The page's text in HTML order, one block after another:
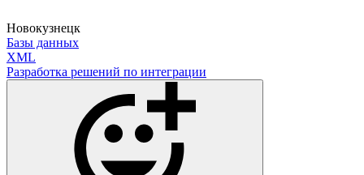
Новокузнецк
Базы данных
XML
Разработка решений по интеграции